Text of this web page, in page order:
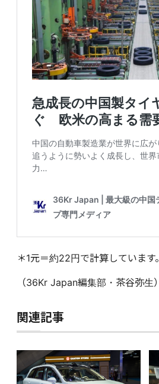
＊1元＝約22円で計算しています。
（36Kr Japan編集部・茶谷弥生）
関連記事